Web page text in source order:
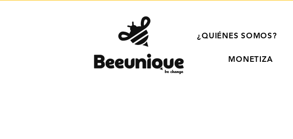
¿QUIÉNES SOMOS?
MONETIZA